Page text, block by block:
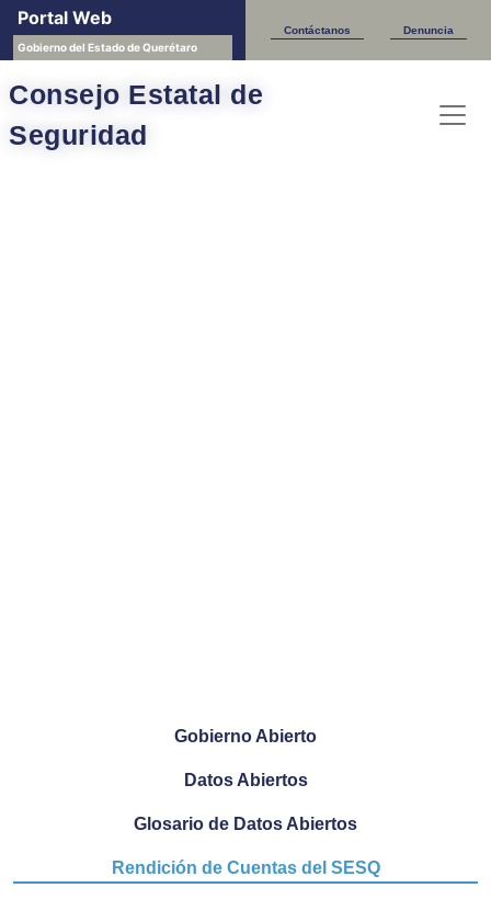
Portal Web
Gobierno del Estado de Querétaro
Contáctanos Denuncia
Consejo Estatal de
Seguridad
Gobierno Abierto
Datos Abiertos
Glosario de Datos Abiertos
Rendición de Cuentas del SESQ